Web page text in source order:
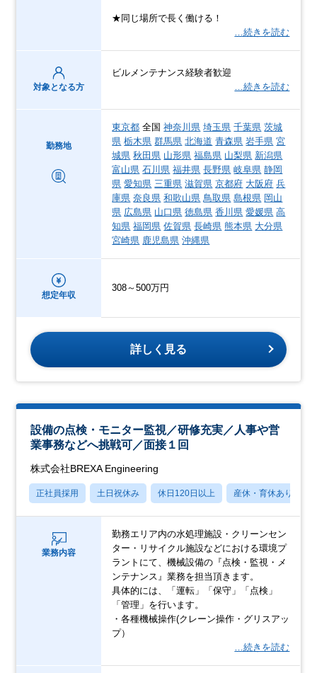
★同じ場所で長く働ける！
…続きを読む
対象となる方
ビルメンテナンス経験者歓迎
…続きを読む
勤務地
東京都 全国神奈川県 埼玉県 千葉県 茨城
県 栃木県 群馬県 北海道 青森県 岩手県 宮
城県 秋田県 山形県 福島県 山梨県 新潟県
富山県 石川県 福井県 長野県 岐阜県 静岡
県 愛知県 三重県 滋賀県 京都府 大阪府 兵
庫県 奈良県 和歌山県 鳥取県 島根県 岡山
県 広島県 山口県 徳島県 香川県 愛媛県 高
知県 福岡県 佐賀県 長崎県 熊本県 大分県
宮崎県 鹿児島県 沖縄県
想定年収
308～500万円
詳しく見る
設備の点検・モニター監視／研修充実／人事や営
業事務などへ挑戦可／面接１回
株式会社BREXA Engineering
正社員採用 土日祝休み 休日120日以上 産休・育休あり
業務内容
勤務エリア内の水処理施設・クリーンセン
ター・リサイクル施設などにおける環境プ
ラントにて、機械設備の『点検・監視・メ
ンテナンス』業務を担当頂きます。
具体的には、「運転」「保守」「点検」
「管理」を行います。
・各種機械操作(クレーン操作・グリスアッ
プ）
…続きを読む